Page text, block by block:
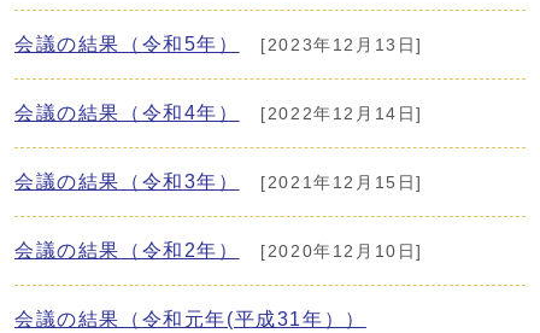
会議の結果（令和5年） [2023年12月13日]
会議の結果（令和4年） [2022年12月14日]
会議の結果（令和3年） [2021年12月15日]
会議の結果（令和2年） [2020年12月10日]
会議の結果（令和元年(平成31年））